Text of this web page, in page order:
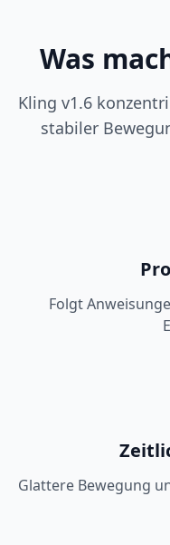
Was
Kling v1.6
stabiler
Folgt
Glattere Bewegung